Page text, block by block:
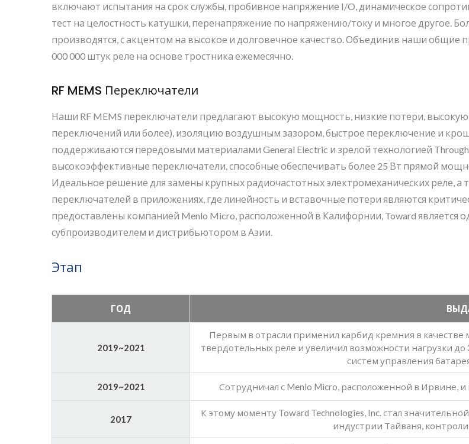
включают испытания на срок службы, пробивное напряжение I/O, динамическое
тест на целостность катушки, перенапряжение по напряжению/току и многое другое.
производятся, с акцентом на высокое и долговечное качество. Объединив наши
000 000 штук реле на основе тростника ежемесячно.
RF MEMS Переключатели
Наши RF MEMS переключатели предлагают высокую мощность, низкие потери,
переключений или более), изоляцию воздушным зазором, быстрое переключение и
поддерживаются передовыми материалами General Electric и зрелой технологией
высокоэффективные переключатели, способные обеспечивать более 25 Вт прямой
Идеальное решение для замены крупных радиочастотных электромеханических реле,
переключателей в приложениях, где линейность и вставочные потери являются
предоставлены компанией Menlo Micro, расположенной в Калифорнии, Toward является
субпроизводителем и дистрибьютором в Азии.
Этап
ГОД
2019~2021
Первым в отрасли применил карбид кремния в
твердотельных реле и увеличил возможности нагрузки
систем управления
2019~2021 Сотрудничал с Menlo Micro, расположенной в Ирвине,
2017
К этому моменту Toward Technologies, Inc. стал
индустрии Тайваня,